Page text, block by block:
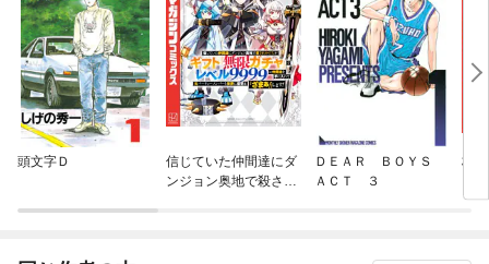
頭文字Ｄ
信じていた仲間達にダ
ンジョン奥地で殺され
ＤＥＡＲ ＢＯＹＳ
ＡＣＴ ３
杖